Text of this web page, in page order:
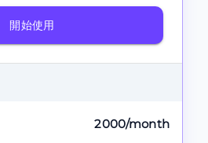
開始使用
2000/month